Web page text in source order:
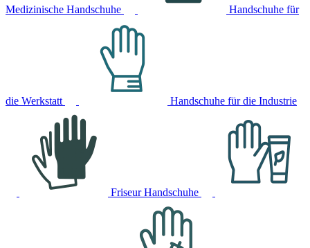
Medizinische Handschuhe Handschuhe für
die Werkstatt Handschuhe für die Industrie
Friseur Handschuhe